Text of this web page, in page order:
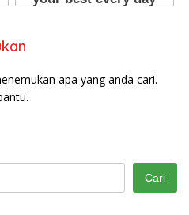
apa yang anda cari.
Cari